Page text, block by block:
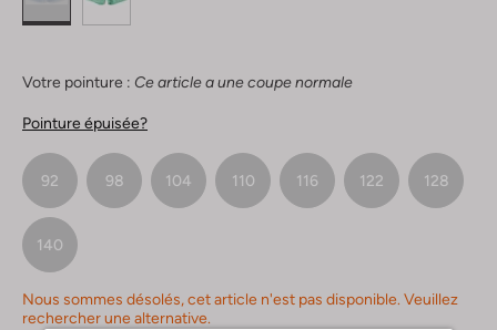
Votre pointure : Ce article a une coupe normale
Pointure épuisée?
92 98 104 110 116 122 128
140
Nous sommes désolés, cet article n'est pas disponible. Veuillez
rechercher une alternative.